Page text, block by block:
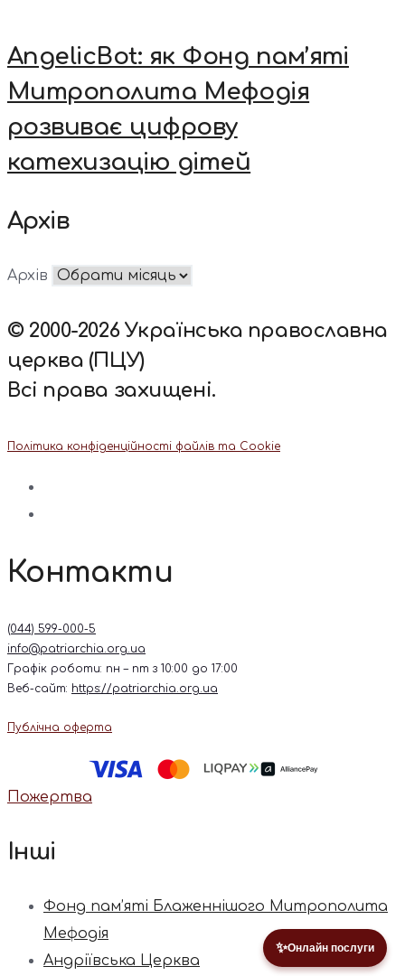
✨Онлайн послуги
AngelicBot: як Фонд пам’яті
Митрополита Мефодія
розвиває цифрову
катехизацію дітей
Архів
Архів
© 2000-2026 Українська православна
церква (ПЦУ)
Всі права захищені.
Політика конфіденційності файлів та Cookie
Контакти
(044) 599-000-5
info@patriarchia.org.ua
Графік роботи: пн – пт з 10:00 до 17:00
Веб-сайт: https://patriarchia.org.ua
Публічна оферта
Пожертва
Інші
Фонд пам’яті Блаженнішого Митрополита
Мефодія
Андріївська Церква